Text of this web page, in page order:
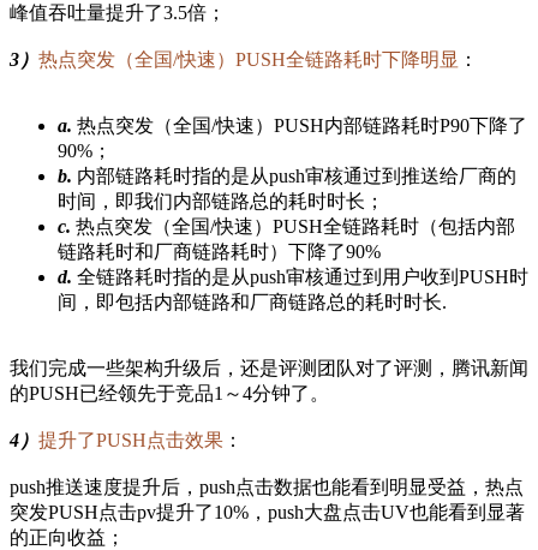
峰值吞吐量提升了3.5倍；
3） 热点突发（全国/快速）PUSH全链路耗时下降明显 ：
a. 热点突发（全国/快速）PUSH内部链路耗时P90下降了
90%；
b. 内部链路耗时指的是从push审核通过到推送给厂商的
时间，即我们内部链路总的耗时时长；
c. 热点突发（全国/快速）PUSH全链路耗时（包括内部
链路耗时和厂商链路耗时）下降了90%
d. 全链路耗时指的是从push审核通过到用户收到PUSH时
间，即包括内部链路和厂商链路总的耗时时长.
我们完成一些架构升级后，还是评测团队对了评测，腾讯新闻
的PUSH已经领先于竞品1～4分钟了。
4） 提升了PUSH点击效果 ：
push推送速度提升后，push点击数据也能看到明显受益，热点
突发PUSH点击pv提升了10%，push大盘点击UV也能看到显著
的正向收益；